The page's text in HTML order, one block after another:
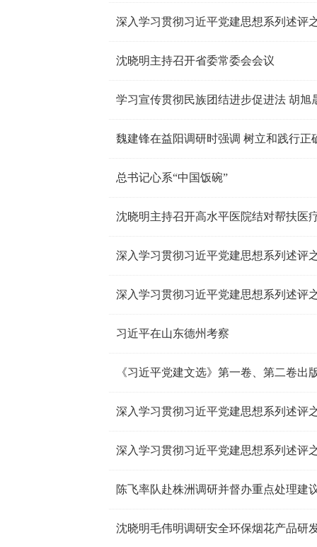
深入学习贯彻习近平党建思想系列述评
沈晓明主持召开省委常委会会议
学习宣传贯彻民族团结进步促进法 胡旭
魏建锋在益阳调研时强调 树立和践行
总书记心系“中国饭碗”
沈晓明主持召开高水平医院结对帮扶医
深入学习贯彻习近平党建思想系列述评
深入学习贯彻习近平党建思想系列述评
习近平在山东德州考察
《习近平党建文选》第一卷、第二卷出
深入学习贯彻习近平党建思想系列述评
深入学习贯彻习近平党建思想系列述评
沈晓明毛伟明调研安全环保烟花产品研